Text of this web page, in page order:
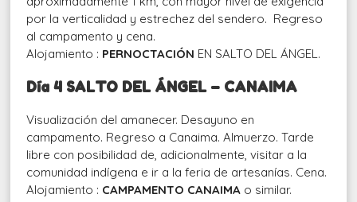
por la verticalidad y estrechez del sendero. Regreso
al campamento y cena.
Alojamiento : PERNOCTACIÓN EN SALTO DEL ÁNGEL.
Día 4 SALTO DEL ÁNGEL – CANAIMA
Visualización del amanecer. Desayuno en
campamento. Regreso a Canaima. Almuerzo. Tarde
libre con posibilidad de, adicionalmente, visitar a la
comunidad indígena e ir a la feria de artesanías. Cena.
Alojamiento : CAMPAMENTO CANAIMA o similar.